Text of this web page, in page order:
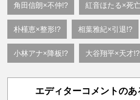
角田信朗×不仲!? 紅音ほたる×死
朴槿恵×整形!? 相葉雅紀×引退!?
小林アナ×降板!? 大谷翔平×天才!?
エディターコメントのあ